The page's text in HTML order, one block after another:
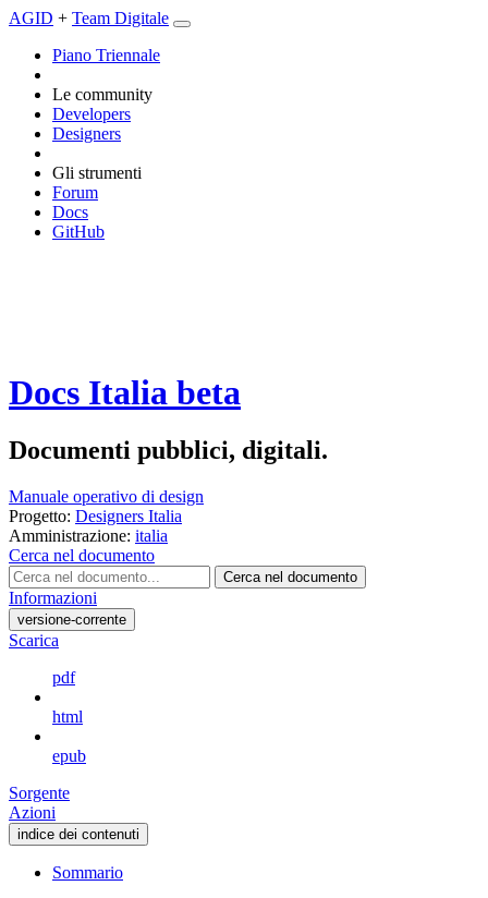
AGID + Team Digitale
Piano Triennale
Le community
Developers
Designers
Gli strumenti
Forum
Docs
GitHub
Docs Italia beta
Documenti pubblici, digitali.
Manuale operativo di design
Progetto: Designers Italia
Amministrazione: italia
Cerca nel documento
Cerca nel documento
Informazioni
versione-corrente
Scarica
pdf
html
epub
Sorgente
Azioni
indice dei contenuti
Sommario